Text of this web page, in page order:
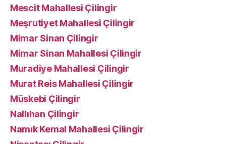
Mescit Mahallesi Çilingir
Meşrutiyet Mahallesi Çilingir
Mimar Sinan Çilingir
Mimar Sinan Mahallesi Çilingir
Muradiye Mahallesi Çilingir
Murat Reis Mahallesi Çilingir
Müskebi Çilingir
Nallıhan Çilingir
Namık Kemal Mahallesi Çilingir